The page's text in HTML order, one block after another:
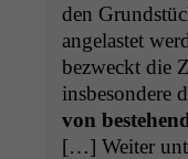
den
ange­lastet
bezweckt die
ins­beson­dere
von
[…] Weit­er